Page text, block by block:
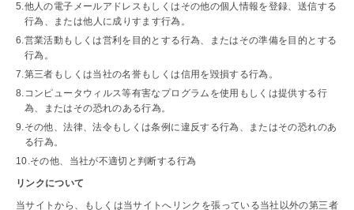
他人の電子メールアドレスもしくはその他の個人情報を登録、送信する
行為、または他人に成りすます行為。
営業活動もしくは営利を目的とする行為、またはその準備を目的とする
行為。
第三者もしくは当社の名誉もしくは信用を毀損する行為。
コンピュータウィルス等有害なプログラムを使用もしくは提供する行
為、またはその恐れのある行為。
その他、法律、法令もしくは条例に違反する行為、またはその恐れのあ
る行為。
その他、当社が不適切と判断する行為
リンクについて
当サイトから、もしくは当サイトへリンクを張っている当社以外の第三者